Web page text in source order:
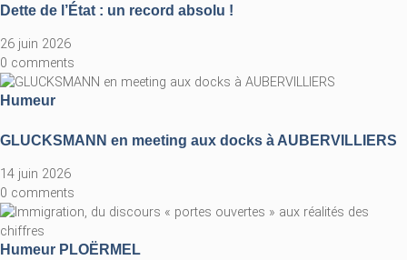
Dette de l’État : un record absolu !
26 juin 2026
0 comments
Humeur
GLUCKSMANN en meeting aux docks à AUBERVILLIERS
14 juin 2026
0 comments
Humeur PLOËRMEL